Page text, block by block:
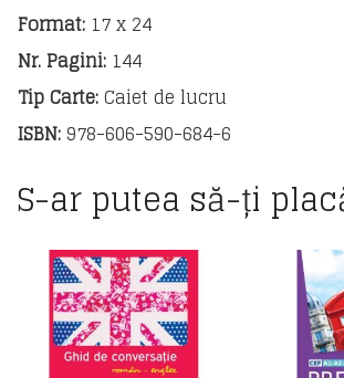
Format: 17 x 24
Nr. Pagini: 144
Tip Carte:Caiet de lucru
ISBN:978-606-590-684-6
S-ar putea să-ți